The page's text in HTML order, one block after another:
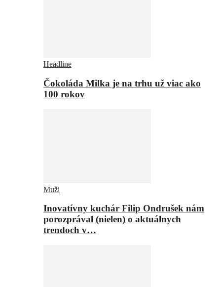
Headline
Čokoláda Milka je na trhu už viac ako
100 rokov
Muži
Inovatívny kuchár Filip Ondrušek nám
porozprával (nielen) o aktuálnych
trendoch v…